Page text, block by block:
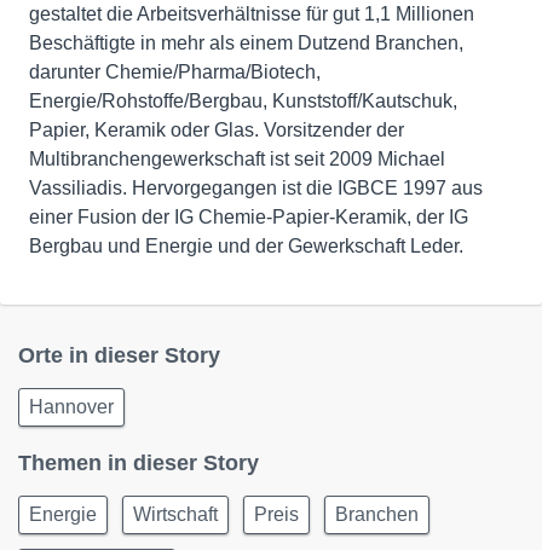
gestaltet die Arbeitsverhältnisse für gut 1,1 Millionen
Beschäftigte in mehr als einem Dutzend Branchen,
darunter Chemie/Pharma/Biotech,
Energie/Rohstoffe/Bergbau, Kunststoff/Kautschuk,
Papier, Keramik oder Glas. Vorsitzender der
Multibranchengewerkschaft ist seit 2009 Michael
Vassiliadis. Hervorgegangen ist die IGBCE 1997 aus
einer Fusion der IG Chemie-Papier-Keramik, der IG
Bergbau und Energie und der Gewerkschaft Leder.
Orte in dieser Story
Hannover
Themen in dieser Story
Energie Wirtschaft Preis Branchen